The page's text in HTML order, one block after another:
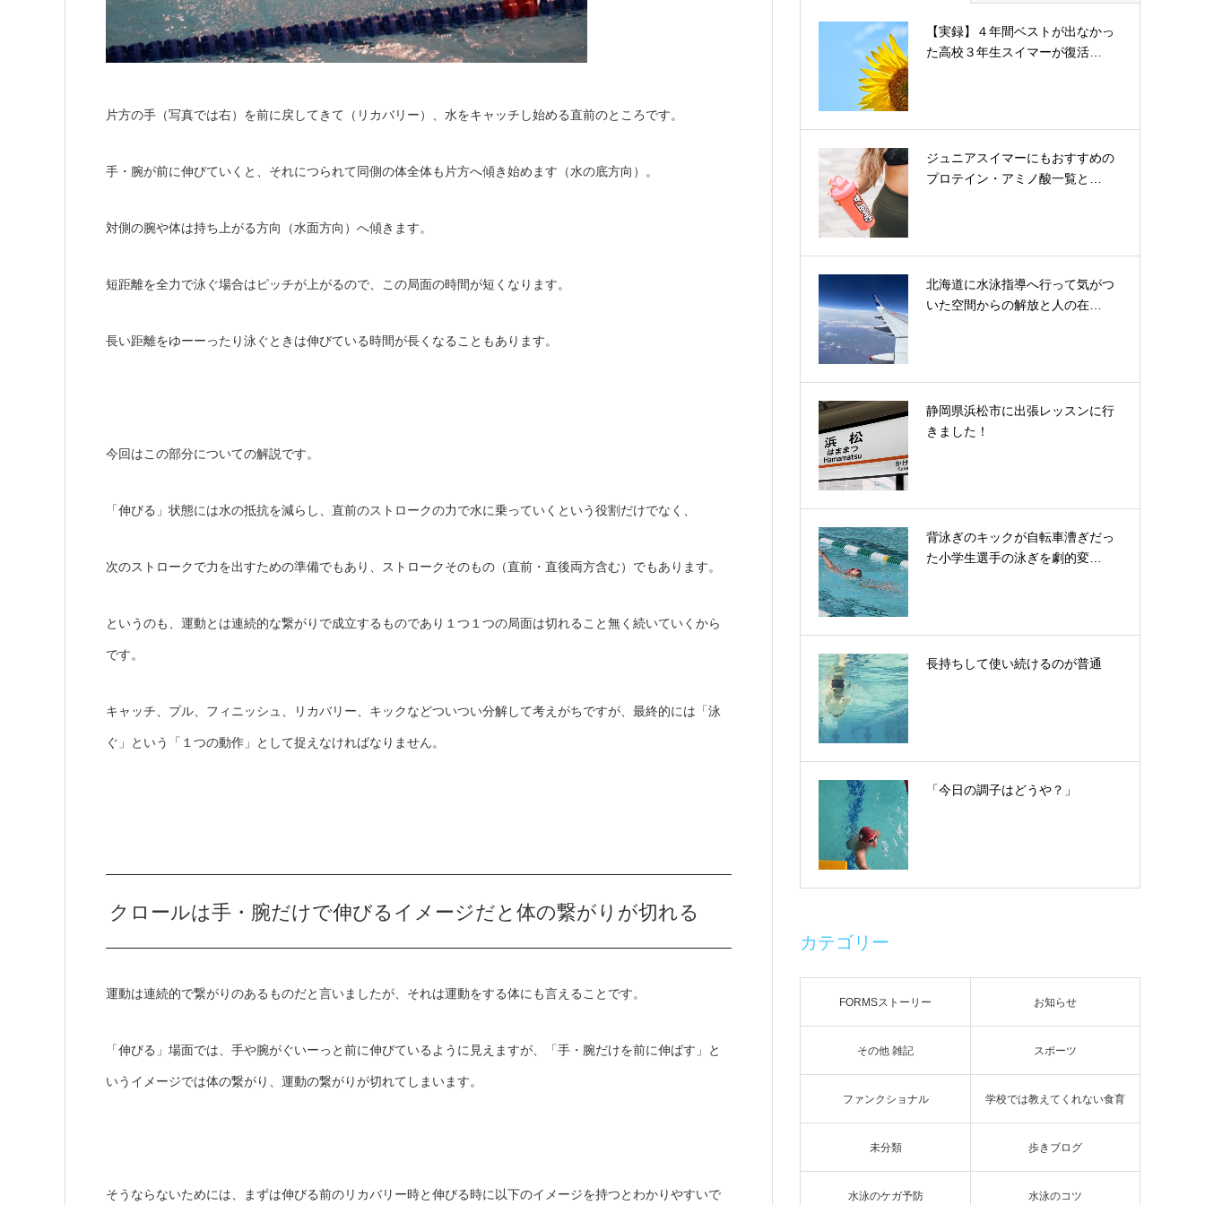
片方の手（写真では右）を前に戻してきて（リカバリー）、水をキャッチし始める直前のところです。
手・腕が前に伸びていくと、それにつられて同側の体全体も片方へ傾き始めます（水の底方向）。
対側の腕や体は持ち上がる方向（水面方向）へ傾きます。
短距離を全力で泳ぐ場合はピッチが上がるので、この局面の時間が短くなります。
長い距離をゆーーったり泳ぐときは伸びている時間が長くなることもあります。
今回はこの部分についての解説です。
「伸びる」状態には水の抵抗を減らし、直前のストロークの力で水に乗っていくという役割だけでなく、
次のストロークで力を出すための準備でもあり、ストロークそのもの（直前・直後両方含む）でもあります。
というのも、運動とは連続的な繋がりで成立するものであり１つ１つの局面は切れること無く続いていくから
です。
キャッチ、プル、フィニッシュ、リカバリー、キックなどついつい分解して考えがちですが、最終的には「泳
ぐ」という「１つの動作」として捉えなければなりません。
クロールは手・腕だけで伸びるイメージだと体の繋がりが切れる
運動は連続的で繋がりのあるものだと言いましたが、それは運動をする体にも言えることです。
「伸びる」場面では、手や腕がぐいーっと前に伸びているように見えますが、「手・腕だけを前に伸ばす」と
いうイメージでは体の繋がり、運動の繋がりが切れてしまいます。
そうならないためには、まずは伸びる前のリカバリー時と伸びる時に以下のイメージを持つとわかりやすいで
【実録】４年間ベストが出なかっ
た高校３年生スイマーが復活…
ジュニアスイマーにもおすすめの
プロテイン・アミノ酸一覧と…
北海道に水泳指導へ行って気がつ
いた空間からの解放と人の在…
静岡県浜松市に出張レッスンに行
きました！
背泳ぎのキックが自転車漕ぎだっ
た小学生選手の泳ぎを劇的変…
長持ちして使い続けるのが普通
「今日の調子はどうや？」
カテゴリー
FORMSストーリー お知らせ
その他 雑記 スポーツ
ファンクショナル 学校では教えてくれない食育
未分類 歩きブログ
水泳のケガ予防 水泳のコツ